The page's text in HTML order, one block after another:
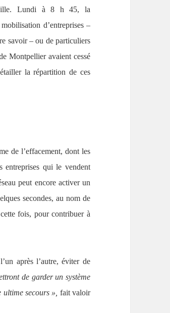
veille. Lundi à 8 h 45, la
d’entreprises –
savoir – ou de particuliers
Montpellier avaient cessé
la répartition de ces
de l’effacement, dont les
entreprises qui le vendent
peut encore activer un
secondes, au nom de
fois, pour contribuer à
après l’autre, éviter de
de garder un système
secours », fait valoir